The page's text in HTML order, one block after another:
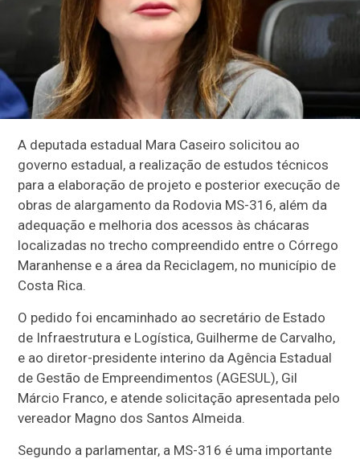
A deputada estadual Mara Caseiro solicitou ao
governo estadual, a realização de estudos técnicos
para a elaboração de projeto e posterior execução de
obras de alargamento da Rodovia MS-316, além da
adequação e melhoria dos acessos às chácaras
localizadas no trecho compreendido entre o Córrego
Maranhense e a área da Reciclagem, no município de
Costa Rica.
O pedido foi encaminhado ao secretário de Estado
de Infraestrutura e Logística, Guilherme de Carvalho,
e ao diretor-presidente interino da Agência Estadual
de Gestão de Empreendimentos (AGESUL), Gil
Márcio Franco, e atende solicitação apresentada pelo
vereador Magno dos Santos Almeida.
Segundo a parlamentar, a MS-316 é uma importante